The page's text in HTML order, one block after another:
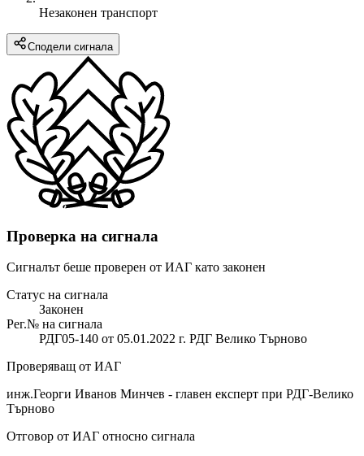
Незаконен транспорт
Сподели сигнала
Проверка на сигнала
Сигналът беше проверен от ИАГ като законен
Статус на сигнала
Законен
Рег.№ на сигнала
РДГ05-140 от 05.01.2022 г. РДГ Велико Търново
Проверяващ от ИАГ
инж.Георги Иванов Минчев - главен експерт при РДГ-Велико
Търново
Отговор от ИАГ относно сигнала